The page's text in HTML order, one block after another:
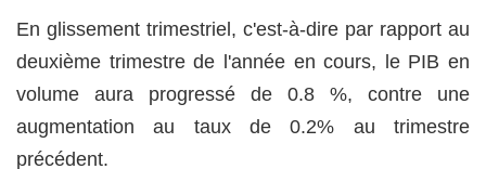
En glissement trimestriel, c'est-à-dire par rapport au
deuxième trimestre de l'année en cours, le PIB en
volume aura progressé de 0.8 %, contre une
augmentation au taux de 0.2% au trimestre
précédent.